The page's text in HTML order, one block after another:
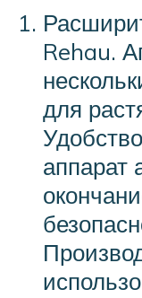
Rehau.
для
аппарат